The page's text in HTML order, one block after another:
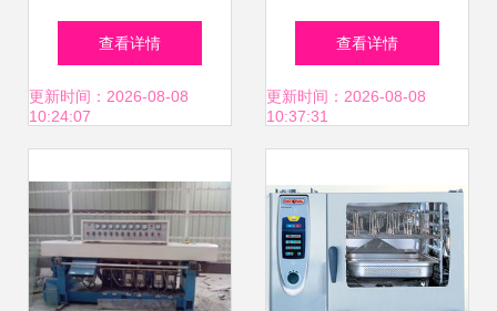
玻璃仪器市场 批发
平台与新机遇
查看详情
更新时间：2026-08-08
10:24:07
票，惠阳营商环
境“金名片”如何炼
查看详情
更新时间：2026-08-08
10:37:31